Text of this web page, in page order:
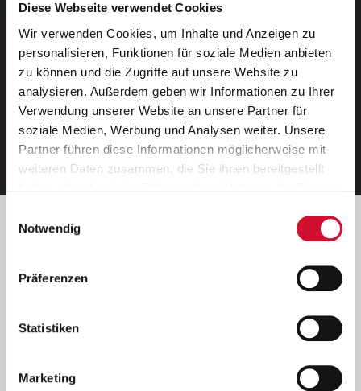
Diese Webseite verwendet Cookies
Wir verwenden Cookies, um Inhalte und Anzeigen zu
personalisieren, Funktionen für soziale Medien anbieten
zu können und die Zugriffe auf unsere Website zu
analysieren. Außerdem geben wir Informationen zu Ihrer
Verwendung unserer Website an unsere Partner für
soziale Medien, Werbung und Analysen weiter. Unsere
Partner führen diese Informationen möglicherweise mit
weiteren Daten zusammen, die Sie ihnen bereitgestellt
Wenn Sie auf „Cookies zulassen“ klicken, so stimmen
Sie der Speicherung sämtlicher Cookies zu. Sie können
Ihre Einwilligung selbstverständlich jederzeit widerrufen,
indem Sie die Cookie-Einstellungen aufrufen und diese
unsererDatenschutzerklärung
Notwendig
Präferenzen
Statistiken
Marketing
Neue Stellen per E-Mail.
Ein kostenloser Service von AWO
Jobs.
E-Mail-Adresse eintragen
Betreiber der Webseite
Kantstraße 45a
(Ein Tochterunternehmen des AWO Bezirksverbandes Unterfranken
e.V.)